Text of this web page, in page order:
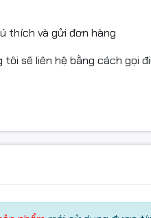
lớn: Mỹ, EU, Nhật Bản,
hiện đại
văn phòng
thích và gửi đơn hàng
sẽ liên hệ bằng cách gọi